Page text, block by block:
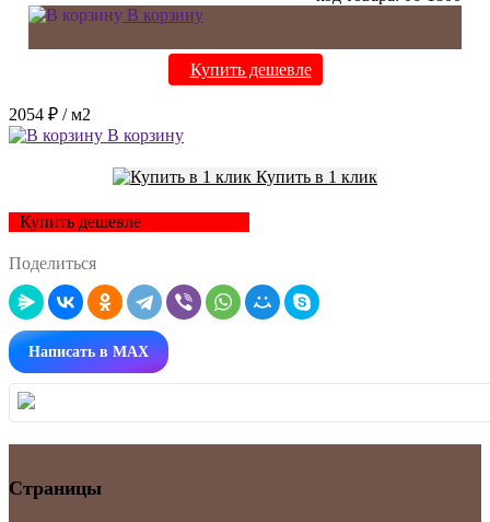
В корзину
Купить дешевле
2054 ₽ / м2
В корзину
Купить в 1 клик
Купить дешевле
Поделиться
Написать в MAX
Страницы